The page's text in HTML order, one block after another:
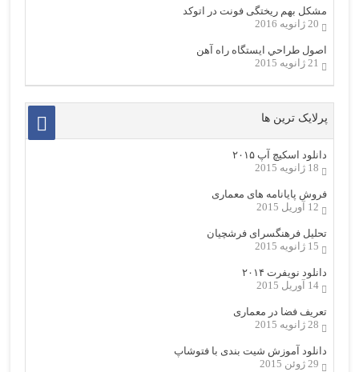
مشکل بهم ریختگی فونت در اتوکد
20 ژانویه 2016
اصول طراحي ایستگاه راه آهن
21 ژانویه 2015
پرلایک ترین ها
دانلود اسکیچ آپ ۲۰۱۵
18 ژانویه 2015
فروش پایانامه های معماری
12 آوریل 2015
تحلیل فرهنگسرای فرشچیان
15 ژانویه 2015
دانلود نویفرت ۲۰۱۴
14 آوریل 2015
تعریف فضا در معماری
28 ژانویه 2015
دانلود آموزش شیت بندی با فتوشاپ
29 ژوئن 2015